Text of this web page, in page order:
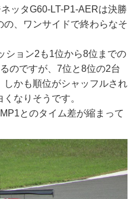
ッタG60-LT-P1-AERは決勝
、ワンサイドで終わらなそ
ション2も1位から8位までの
のですが、7位と8位の2台
しかも順位がシャッフルされ
なりそうです。
とのタイム差が縮まって